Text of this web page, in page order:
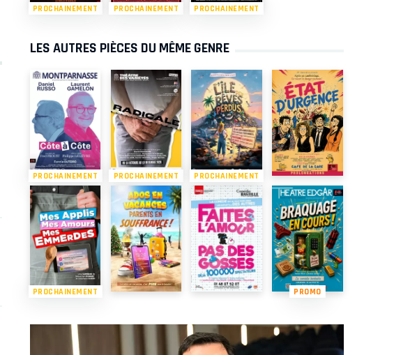
PROCHAINEMENT PROCHAINEMENT PROCHAINEMENT
LES AUTRES PIÈCES DU MÊME GENRE
PROCHAINEMENT PROCHAINEMENT PROCHAINEMENT
PROCHAINEMENT PROMO